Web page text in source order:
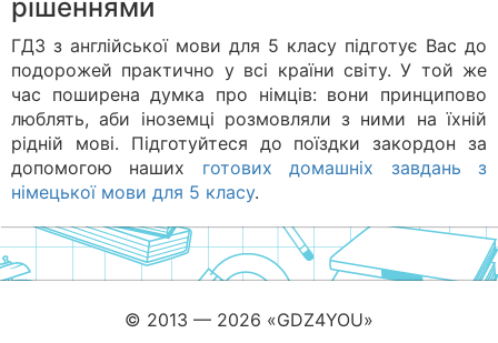
рішеннями
ГДЗ з англійської мови для 5 класу підготує Вас до
подорожей практично у всі країни світу. У той же
час поширена думка про німців: вони принципово
люблять, аби іноземці розмовляли з ними на їхній
рідній мові. Підготуйтеся до поїздки закордон за
допомогою наших готових домашніх завдань з
німецької мови для 5 класу.
© 2013 — 2026 «GDZ4YOU»